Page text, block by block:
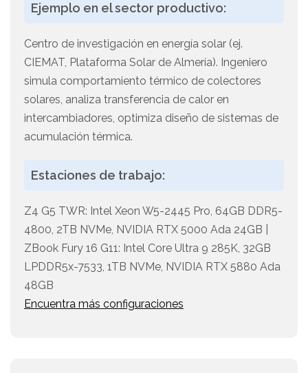
Ejemplo en el sector productivo:
Centro de investigación en energía solar (ej.
CIEMAT, Plataforma Solar de Almería). Ingeniero
simula comportamiento térmico de colectores
solares, analiza transferencia de calor en
intercambiadores, optimiza diseño de sistemas de
acumulación térmica.
Estaciones de trabajo:
Z4 G5 TWR: Intel Xeon W5-2445 Pro, 64GB DDR5-
4800, 2TB NVMe, NVIDIA RTX 5000 Ada 24GB |
ZBook Fury 16 G11: Intel Core Ultra 9 285K, 32GB
LPDDR5x-7533, 1TB NVMe, NVIDIA RTX 5880 Ada
48GB
Encuentra más configuraciones